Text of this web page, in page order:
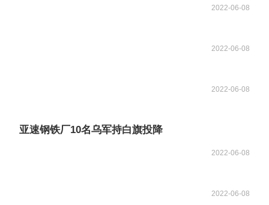
2022-06-08
2022-06-08
2022-06-08
亚速钢铁厂10名乌军持白旗投降
2022-06-08
2022-06-08